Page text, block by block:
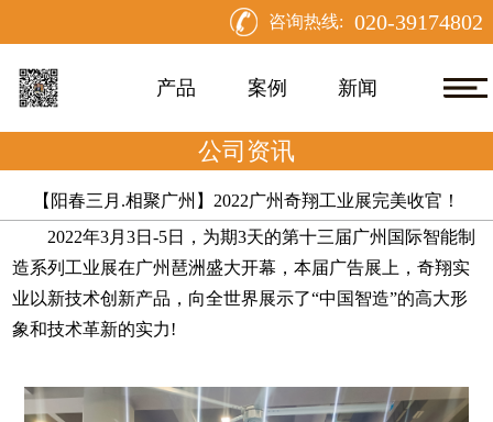
咨询热线: 020-39174802
产品 案例 新闻
公司资讯
【阳春三月.相聚广州】2022广州奇翔工业展完美收官！
2022年3月3日-5日， 为期3天的第十三届广州国际智能制
造系列工业展在广州琶洲盛大开幕，本届广告展上，奇翔实
业以新技术创新产品 ，向全世界展示了“中国智造”的高大形
象和技术革新的实力!